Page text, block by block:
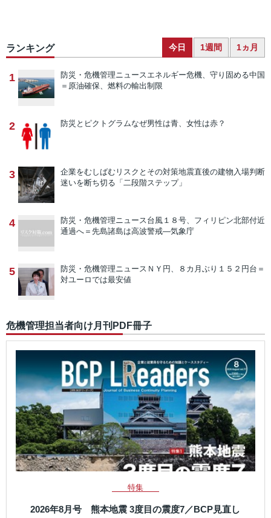
ランキング 今日 1週間 1ヵ月
1 防災・危機管理ニュースエネルギー危機、守り固める中国
＝原油確保、燃料の輸出制限
2 防災とピクトグラムなぜ男性は青、女性は赤？
3 企業をむしばむリスクとその対策地震直後の建物入場判断
迷いを断ち切る「二段階ステップ」
4 防災・危機管理ニュース台風１８号、フィリピン北部付近
通過へ＝先島諸島は高波警戒―気象庁
5 防災・危機管理ニュース ＮＹ円、８カ月ぶり１５２円台＝
対ユーロでは最安値
危機管理担当者向け月刊PDF冊子
特集
2026年8月号 熊本地震 3度目の震度7／BCP見直し